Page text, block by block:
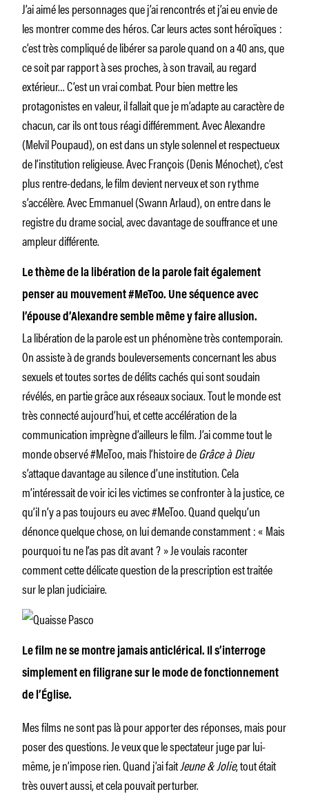
J’ai aimé les personnages que j’ai rencontrés et j’ai eu envie de
les montrer comme des héros. Car leurs actes sont héroïques :
c’est très compliqué de libérer sa parole quand on a 40 ans, que
ce soit par rapport à ses proches, à son travail, au regard
extérieur… C’est un vrai combat. Pour bien mettre les
protagonistes en valeur, il fallait que je m’adapte au caractère de
chacun, car ils ont tous réagi différemment. Avec Alexandre
(Melvil Poupaud), on est dans un style solennel et respectueux
de l’institution religieuse. Avec François (Denis Ménochet), c’est
plus rentre-dedans, le film devient nerveux et son rythme
s’accélère. Avec Emmanuel (Swann Arlaud), on entre dans le
registre du drame social, avec davantage de souffrance et une
ampleur différente.
Le thème de la libération de la parole fait également
penser au mouvement #MeToo. Une séquence avec
l’épouse d’Alexandre semble même y faire allusion.
La libération de la parole est un phénomène très contemporain.
On assiste à de grands bouleversements concernant les abus
sexuels et toutes sortes de délits cachés qui sont soudain
révélés, en partie grâce aux réseaux sociaux. Tout le monde est
très connecté aujourd’hui, et cette accélération de la
communication imprègne d’ailleurs le film. J’ai comme tout le
monde observé #MeToo, mais l’histoire deGrâce à Dieu
s’attaque davantage au silence d’une institution. Cela
m’intéressait de voir ici les victimes se confronter à la justice, ce
qu’il n’y a pas toujours eu avec #MeToo. Quand quelqu’un
dénonce quelque chose, on lui demande constamment : « Mais
pourquoi tu ne l’as pas dit avant ? » Je voulais raconter
comment cette délicate question de la prescription est traitée
sur le plan judiciaire.
Le film ne se montre jamais anticlérical. Il s’interroge
simplement en filigrane sur le mode de fonctionnement
de l’Église.
Mes films ne sont pas là pour apporter des réponses, mais pour
poser des questions. Je veux que le spectateur juge par lui-
même, je n’impose rien. Quand j’ai faitJeune & Jolie, tout était
très ouvert aussi, et cela pouvait perturber.